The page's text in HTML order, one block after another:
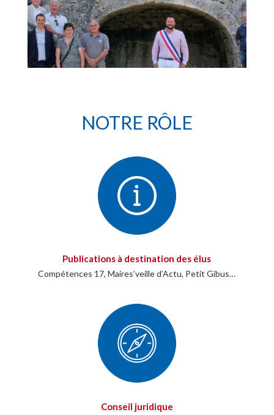
NOTRE RÔLE
Publications à destination des élus
Compétences 17, Maires’veille d’Actu, Petit Gibus…
Conseil juridique